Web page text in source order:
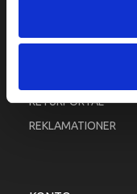
RETURPORTAL
REKLAMATIONER